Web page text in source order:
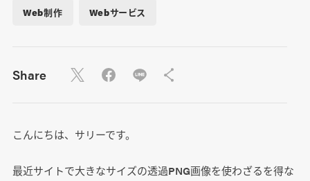
Web制作 Webサービス
Share
こんにちは、サリーです。
最近サイトで大きなサイズの透過PNG画像を使わざるを得な